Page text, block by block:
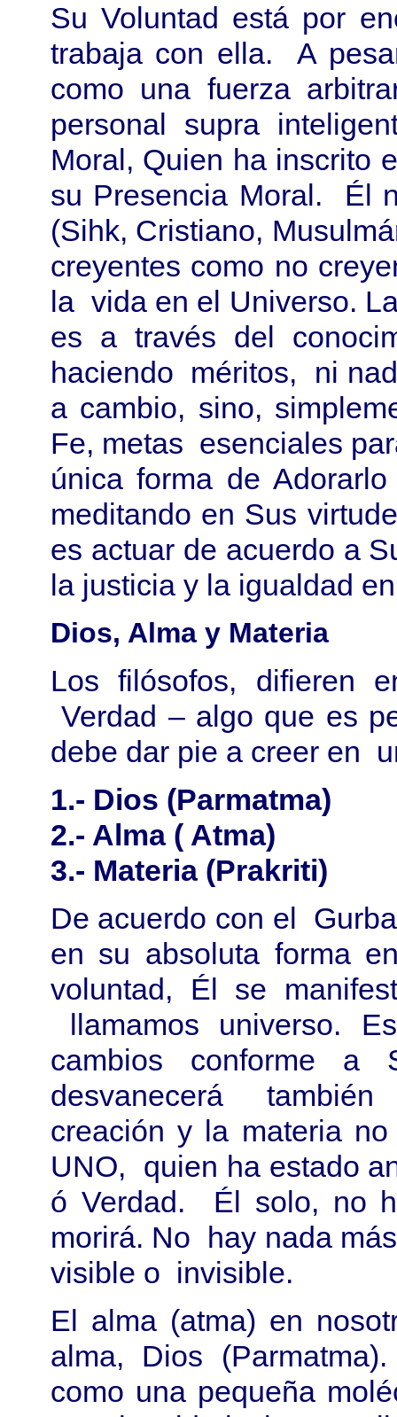
Su Voluntad está por
trabaja con ella. A
como una fuerza
personal supra
Moral, Quien ha inscrito
su Presencia Moral. Él
(Sihk, Cristiano,
creyentes como no
la vida en el Universo.
es a través del
haciendo méritos, ni
a cambio, sino,
Fe, metas esenciales
única forma de
meditando en Sus
es actuar de acuerdo a
la justicia y la igualdad
Dios, Alma y Materia
Los filósofos,
Verdad – algo que es
debe dar pie a creer en
1.- Dios (Parmatma)
2.- Alma ( Atma)
3.- Materia (Prakriti)
De acuerdo con el
en su absoluta forma
voluntad, Él se
llamamos universo.
cambios conforme a
desvanecerá
creación y la materia
UNO, quien ha estado
ó Verdad. Él solo, no
morirá. No hay nada
visible o invisible.
El alma (atma) en
alma, Dios
como una pequeña